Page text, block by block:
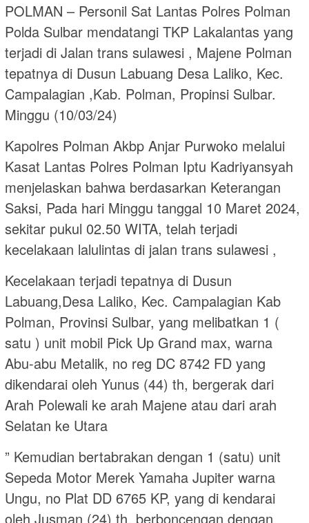
POLMAN – Personil Sat Lantas Polres Polman
Polda Sulbar mendatangi TKP Lakalantas yang
terjadi di Jalan trans sulawesi , Majene Polman
tepatnya di Dusun Labuang Desa Laliko, Kec.
Campalagian ,Kab. Polman, Propinsi Sulbar.
Minggu (10/03/24)
Kapolres Polman Akbp Anjar Purwoko melalui
Kasat Lantas Polres Polman Iptu Kadriyansyah
menjelaskan bahwa berdasarkan Keterangan
Saksi, Pada hari Minggu tanggal 10 Maret 2024,
sekitar pukul 02.50 WITA, telah terjadi
kecelakaan lalulintas di jalan trans sulawesi ,
Kecelakaan terjadi tepatnya di Dusun
Labuang,Desa Laliko, Kec. Campalagian Kab
Polman, Provinsi Sulbar, yang melibatkan 1 (
satu ) unit mobil Pick Up Grand max, warna
Abu-abu Metalik, no reg DC 8742 FD yang
dikendarai oleh Yunus (44) th, bergerak dari
Arah Polewali ke arah Majene atau dari arah
Selatan ke Utara
” Kemudian bertabrakan dengan 1 (satu) unit
Sepeda Motor Merek Yamaha Jupiter warna
Ungu, no Plat DD 6765 KP, yang di kendarai
oleh Jusman (24) th, berboncengan dengan